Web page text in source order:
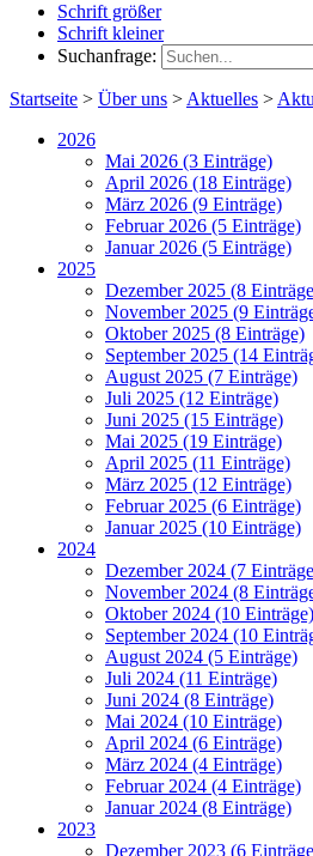
Schrift größer
Schrift kleiner
Suchanfrage:
Startseite > Über uns > Aktuelles >
2026
Mai 2026 (3 Einträge)
April 2026 (18 Einträge)
März 2026 (9 Einträge)
Februar 2026 (5 Einträge)
Januar 2026 (5 Einträge)
2025
Dezember 2025 (8
November 2025 (9
Oktober 2025 (8 Einträge)
September 2025 (14
August 2025 (7 Einträge)
Juli 2025 (12 Einträge)
Juni 2025 (15 Einträge)
Mai 2025 (19 Einträge)
April 2025 (11 Einträge)
März 2025 (12 Einträge)
Februar 2025 (6 Einträge)
Januar 2025 (10 Einträge)
2024
Dezember 2024 (7
November 2024 (8
Oktober 2024 (10 Einträge)
September 2024 (10
August 2024 (5 Einträge)
Juli 2024 (11 Einträge)
Juni 2024 (8 Einträge)
Mai 2024 (10 Einträge)
April 2024 (6 Einträge)
März 2024 (4 Einträge)
Februar 2024 (4 Einträge)
Januar 2024 (8 Einträge)
2023
Dezember 2023 (6